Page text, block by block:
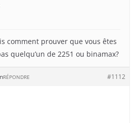
comment prouver que vous êtes
quelqu’un de 2251 ou binamax?
#1112
RÉPONDRE